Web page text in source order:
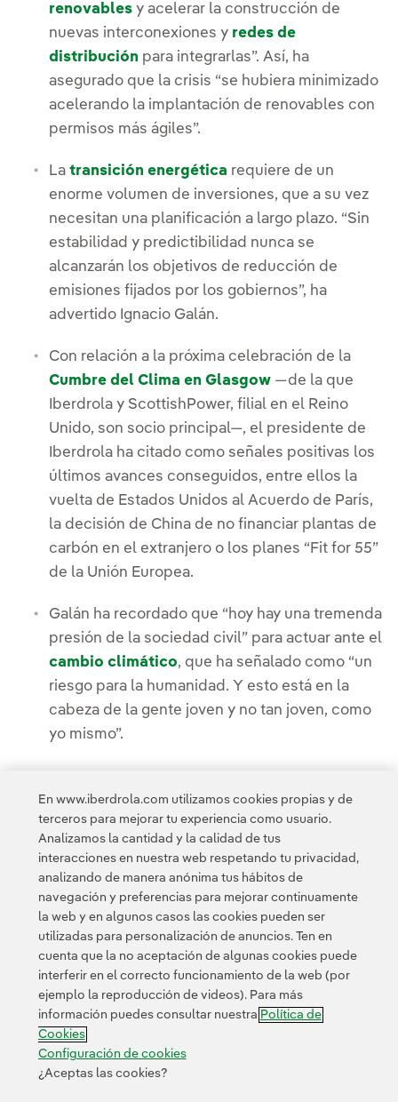
renovables y acelerar la construcción de
nuevas interconexiones y redes de
distribución para integrarlas”. Así, ha
asegurado que la crisis “se hubiera minimizado
acelerando la implantación de renovables con
permisos más ágiles”.
La transición energética requiere de un
enorme volumen de inversiones, que a su vez
necesitan una planificación a largo plazo. “Sin
estabilidad y predictibilidad nunca se
alcanzarán los objetivos de reducción de
emisiones fijados por los gobiernos”, ha
advertido Ignacio Galán.
Con relación a la próxima celebración de la
Cumbre del Clima en Glasgow —de la que
Iberdrola y ScottishPower, filial en el Reino
Unido, son socio principal—, el presidente de
Iberdrola ha citado como señales positivas los
últimos avances conseguidos, entre ellos la
vuelta de Estados Unidos al Acuerdo de París,
la decisión de China de no financiar plantas de
carbón en el extranjero o los planes “Fit for 55”
de la Unión Europea.
Galán ha recordado que “hoy hay una tremenda
presión de la sociedad civil” para actuar ante el
cambio climático, que ha señalado como “un
riesgo para la humanidad. Y esto está en la
cabeza de la gente joven y no tan joven, como
yo mismo”.
Acceso a información legal
Contacta Clientes Política de Privacidad Información legal
Política de cookies Configuración de cookies Accesibilidad
Canal de denuncias
© 2026 Iberdrola, S.A. Reservados todos los derechos.
En www.iberdrola.com utilizamos cookies propias y de
terceros para mejorar tu experiencia como usuario.
Analizamos la cantidad y la calidad de tus
interacciones en nuestra web respetando tu privacidad,
analizando de manera anónima tus hábitos de
navegación y preferencias para mejorar continuamente
la web y en algunos casos las cookies pueden ser
utilizadas para personalización de anuncios. Ten en
cuenta que la no aceptación de algunas cookies puede
interferir en el correcto funcionamiento de la web (por
ejemplo la reproducción de videos). Para más
información puedes consultar nuestra Política de
Cookies
Configuración de cookies
¿Aceptas las cookies?